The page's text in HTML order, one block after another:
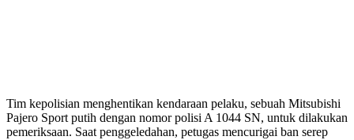
Tim kepolisian menghentikan kendaraan pelaku, sebuah Mitsubishi
Pajero Sport putih dengan nomor polisi A 1044 SN, untuk dilakukan
pemeriksaan. Saat penggeledahan, petugas mencurigai ban serep